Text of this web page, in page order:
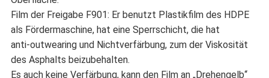
Film der Freigabe F901: Er benutzt Plastikfilm des HDPE
als Fördermaschine, hat eine Sperrschicht, die hat
anti-outwearing und Nichtverfärbung, zum der Viskosität
des Asphalts beizubehalten.
Es auch keine Verfärbung, kann den Film an „Drehengelb“